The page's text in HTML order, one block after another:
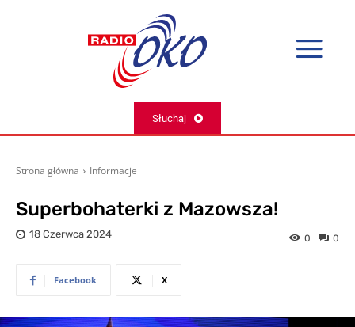
Słuchaj
Strona główna Informacje
Superbohaterki z Mazowsza!
18 Czerwca 2024 0
0
Facebook X